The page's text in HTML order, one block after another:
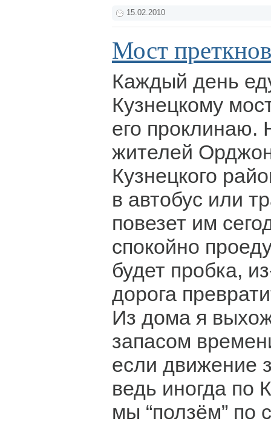
15.02.2010
Мост
Каждый день
Кузнецкому
его проклинаю.
жителей
Кузнецкого
в автобус или
повезет им
спокойно
будет пробка,
дорога
Из дома я
запасом
если движение
ведь иногда по
мы “ползём” по